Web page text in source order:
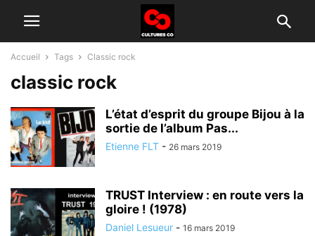
Accueil Tags Classic rock
classic rock
L’état d’esprit du groupe Bijou à la
sortie de l’album Pas...
Etienne FLT - 26 mars 2019
TRUST Interview : en route vers la
gloire ! (1978)
Daniel Lesueur - 16 mars 2019